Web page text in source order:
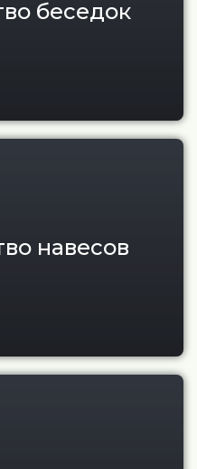
беседок
Современные навесы под
навесов
Монтаж винтовых свай для